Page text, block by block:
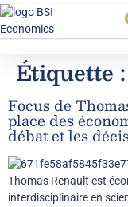
Étiquette :
Focus de
place des
débat et les
Thomas Renault est
interdisciplinaire en